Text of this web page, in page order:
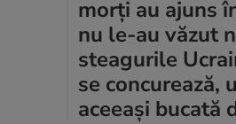
morți au ajuns
nu le-au văzut
steagurile
se concurează,
aceeași bucată